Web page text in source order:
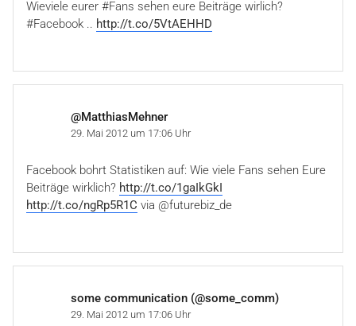
Wieviele eurer #Fans sehen eure Beiträge wirlich?
#Facebook .. http://t.co/5VtAEHHD
@MatthiasMehner
29. Mai 2012 um 17:06 Uhr
Facebook bohrt Statistiken auf: Wie viele Fans sehen Eure
Beiträge wirklich? http://t.co/1gaIkGkI
http://t.co/ngRp5R1C via @futurebiz_de
some communication (@some_comm)
29. Mai 2012 um 17:06 Uhr